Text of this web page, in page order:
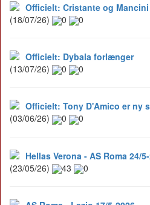
Officielt: Cristante og
(18/07/26)
0 0
Officielt: Dybala forlænger
(13/07/26)
0 0
Officielt: Tony D'Amico er ny
(03/06/26)
0 0
Hellas Verona - AS Roma 24/
(23/05/26)
43 0